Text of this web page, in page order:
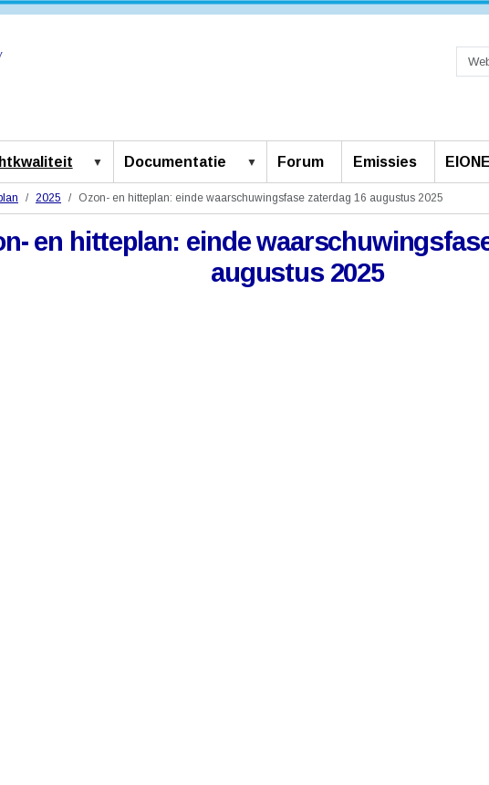
Documentatie Forum Emissies
2025 Ozon- en hitteplan: einde waarschuwingsfase zaterdag 16 augustus 2025
en hitteplan: einde
augustus 2025